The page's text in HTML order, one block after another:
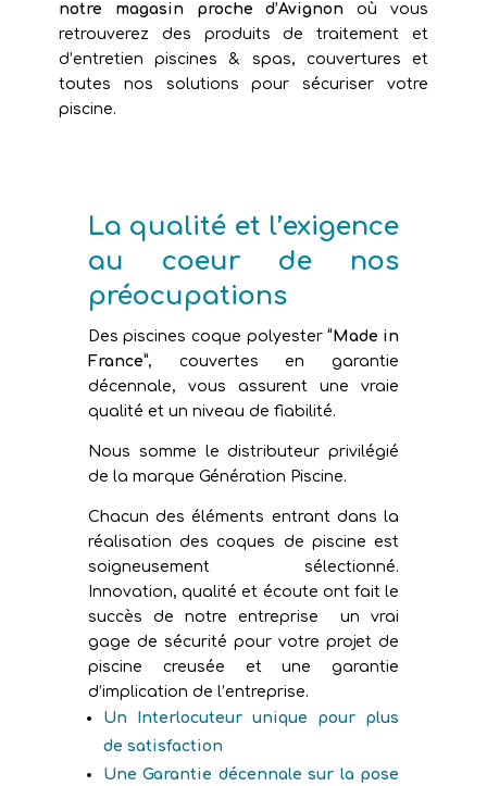
notre magasin proche d’Avignonoù vous
retrouverez des produits de traitement et
d’entretien piscines & spas, couvertures et
toutes nos solutions pour sécuriser votre
piscine.
La qualité et l’exigence
au coeur de nos
préocupations
Des piscines coque polyester“Made in
France”, couvertes en garantie
décennale, vous assurent une vraie
qualité et un niveau de fiabilité.
Nous somme le distributeur privilégié
de la marque Génération Piscine.
Chacun des éléments entrant dans la
réalisation des coques de piscine est
soigneusement sélectionné.
Innovation, qualité et écoute ont fait le
succès de notre entreprise un vrai
gage de sécurité pour votre projet de
piscine creusée et une garantie
d’implication de l’entreprise.
Un Interlocuteur unique pour plus
de satisfaction
Une Garantie décennale sur la pose